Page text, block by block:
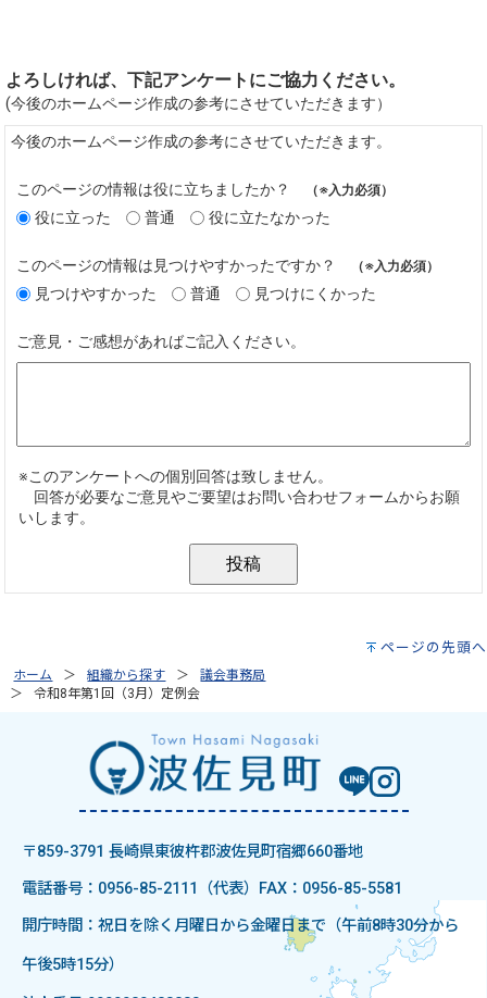
ページの先頭へ
ホーム 組織から探す
議会事務局
令和8年第1回（3月）定例会
〒859-3791 長崎県東彼杵郡波佐見町宿郷660番地
電話番号：0956-85-2111（代表）
FAX：0956-85-5581
開庁時間：祝日を除く月曜日から金曜日まで（午前8時30分から
午後5時15分）